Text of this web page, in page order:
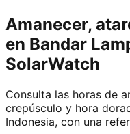
Amanecer,
en Bandar
SolarWatch
Consulta las horas de
crepúsculo y hora
Indonesia, con una